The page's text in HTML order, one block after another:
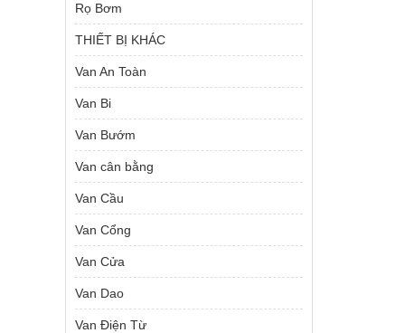
Rọ Bơm
THIẾT BỊ KHÁC
Van An Toàn
Van Bi
Van Bướm
Van cân bằng
Van Cầu
Van Cổng
Van Cửa
Van Dao
Van Điện Từ